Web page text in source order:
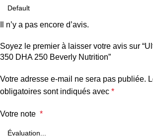
Il n’y a pas encore d’avis.
Soyez le premier à laisser votre avis sur
350 DHA 250 Beverly Nutrition”
Votre adresse e-mail ne sera pas publiée.
obligatoires sont indiqués avec *
Votre note *